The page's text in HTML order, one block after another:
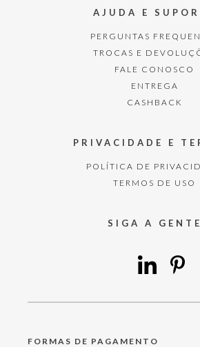
AJUDA E
PERGUNTAS
TROCAS E
FALE CONOSCO
ENTREGA
CASHBACK
PRIVACIDADE E
POLÍTICA DE
TERMOS DE USO
SIGA A GENTE
FORMAS DE PAGAMENTO